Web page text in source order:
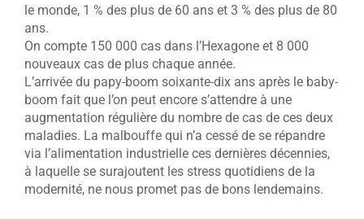
le monde, 1 % des plus de 60 ans et 3 % des plus de 80
ans.
On compte 150 000 cas dans l’Hexagone et 8 000
nouveaux cas de plus chaque année.
L’arrivée du papy-boom soixante-dix ans après le baby-
boom fait que l’on peut encore s’attendre à une
augmentation régulière du nombre de cas de ces deux
maladies. La malbouffe qui n’a cessé de se répandre
via l’alimentation industrielle ces dernières décennies,
à laquelle se surajoutent les stress quotidiens de la
modernité, ne nous promet pas de bons lendemains.